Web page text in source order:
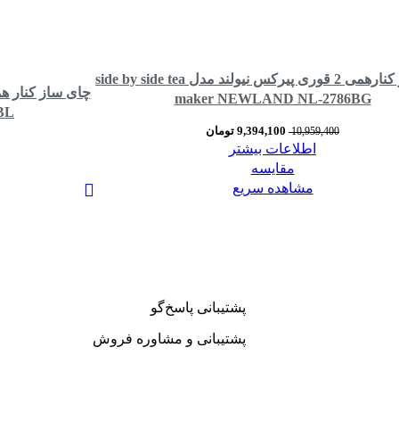
چای ساز کنارهمی 2 قوری پیرکس نیولند مدل side by side tea
maker NEWLAND NL-2786BG
10,959,400
9,394,100 تومان
اطلاعات بیشتر
مقایسه
مشاهده سریع
پشتیبانی پاسخ‌گو
پشتیبانی و مشاوره فروش